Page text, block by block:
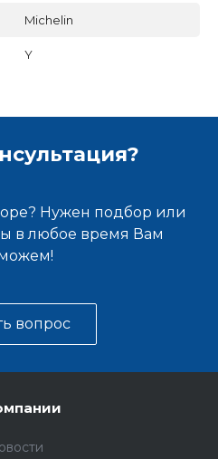
Michelin
Y
Нужен подбор или
в любое время Вам
вопрос